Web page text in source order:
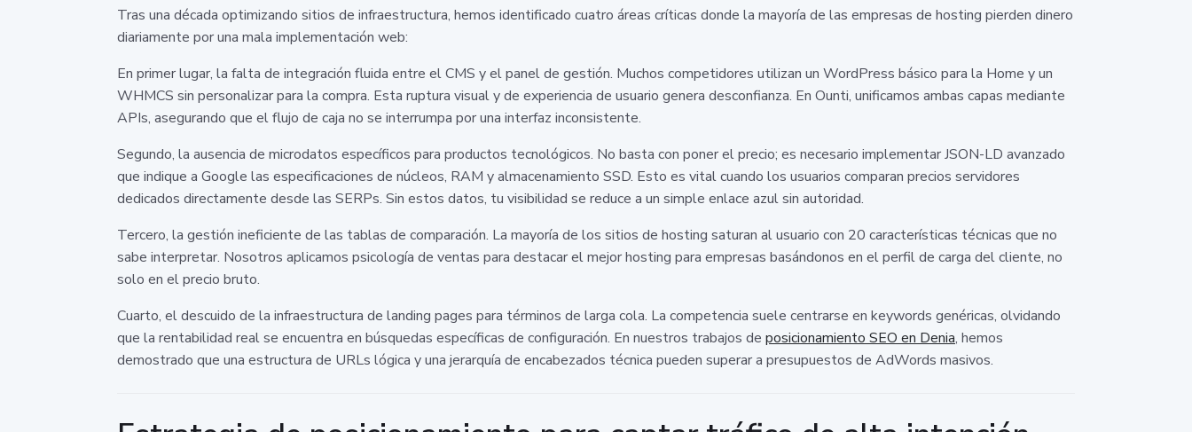
Tras una década optimizando sitios de infraestructura, hemos identificado cuatro áreas críticas donde la mayoría de las empresas de hosting pierden dinero
diariamente por una mala implementación web:
En primer lugar, la falta de integración fluida entre el CMS y el panel de gestión. Muchos competidores utilizan un WordPress básico para la Home y un
WHMCS sin personalizar para la compra. Esta ruptura visual y de experiencia de usuario genera desconfianza. En Ounti, unificamos ambas capas mediante
APIs, asegurando que el flujo de caja no se interrumpa por una interfaz inconsistente.
Segundo, la ausencia de microdatos específicos para productos tecnológicos. No basta con poner el precio; es necesario implementar JSON-LD avanzado
que indique a Google las especificaciones de núcleos, RAM y almacenamiento SSD. Esto es vital cuando los usuarios comparan precios servidores
dedicados directamente desde las SERPs. Sin estos datos, tu visibilidad se reduce a un simple enlace azul sin autoridad.
Tercero, la gestión ineficiente de las tablas de comparación. La mayoría de los sitios de hosting saturan al usuario con 20 características técnicas que no
sabe interpretar. Nosotros aplicamos psicología de ventas para destacar el mejor hosting para empresas basándonos en el perfil de carga del cliente, no
solo en el precio bruto.
Cuarto, el descuido de la infraestructura de landing pages para términos de larga cola. La competencia suele centrarse en keywords genéricas, olvidando
que la rentabilidad real se encuentra en búsquedas específicas de configuración. En nuestros trabajos de posicionamiento SEO en Denia, hemos
demostrado que una estructura de URLs lógica y una jerarquía de encabezados técnica pueden superar a presupuestos de AdWords masivos.